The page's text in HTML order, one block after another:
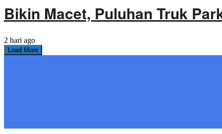
Bikin Macet, Puluhan Truk
2 hari ago
Load More